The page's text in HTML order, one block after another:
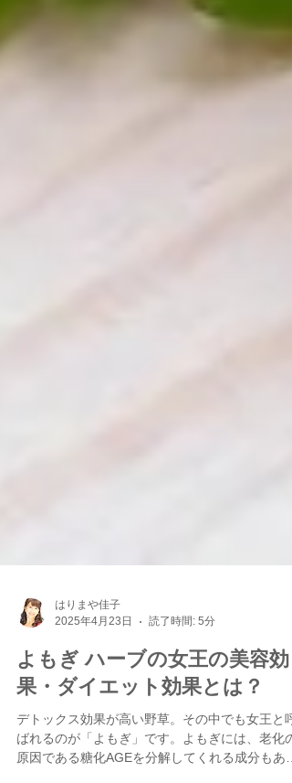
はりまや佳子
2025年4月23日
読了時間: 5分
よもぎ ハーブの女王の美容効
果・ダイエット効果とは？